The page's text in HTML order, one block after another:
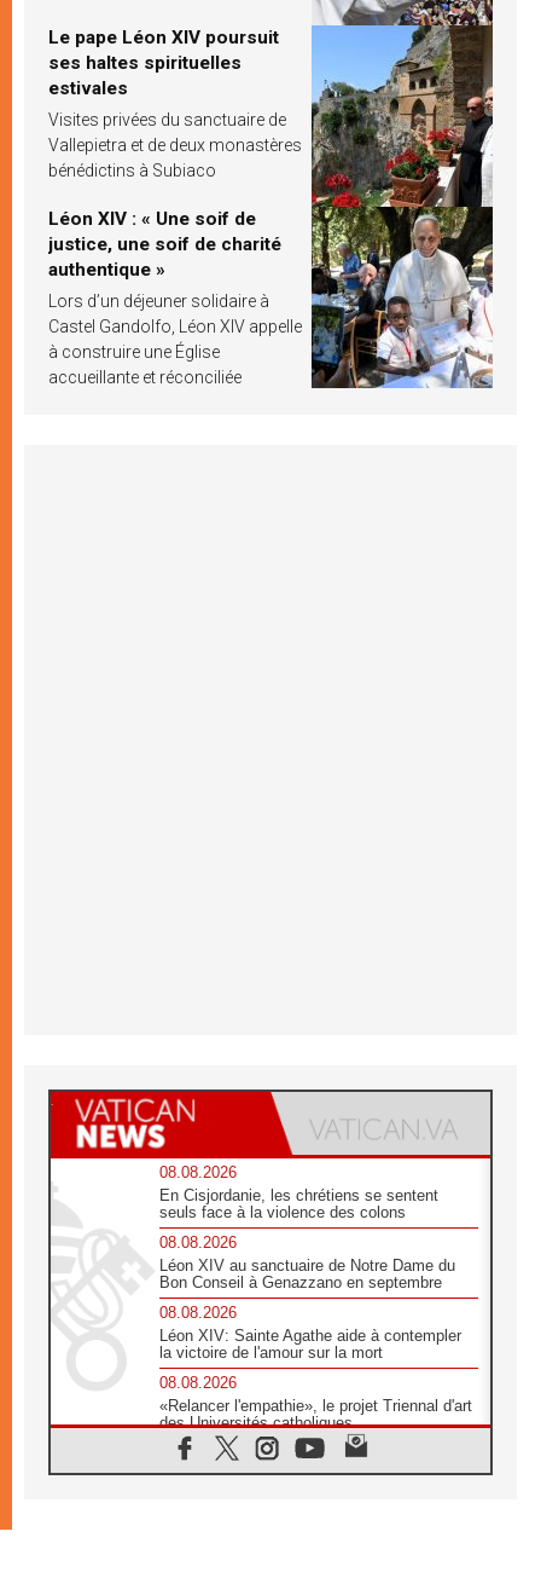
Le pape Léon XIV poursuit
ses haltes spirituelles
estivales
Visites privées du sanctuaire de
Vallepietra et de deux monastères
bénédictins à Subiaco
Léon XIV : « Une soif de
justice, une soif de charité
authentique »
Lors d’un déjeuner solidaire à
Castel Gandolfo, Léon XIV appelle
à construire une Église
accueillante et réconciliée
08.08.2026
En Cisjordanie, les chrétiens se sentent
seuls face à la violence des colons
08.08.2026
Léon XIV au sanctuaire de Notre Dame du
Bon Conseil à Genazzano en septembre
08.08.2026
Léon XIV: Sainte Agathe aide à contempler
la victoire de l'amour sur la mort
08.08.2026
«Relancer l'empathie», le projet Triennal d'art
des Universités catholiques
08.08.2026
Signis 2026, donner la parole aux religieuses